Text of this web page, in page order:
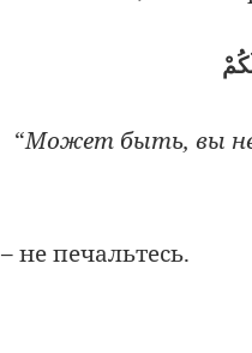
“Может быть, вы
– не печальтесь.